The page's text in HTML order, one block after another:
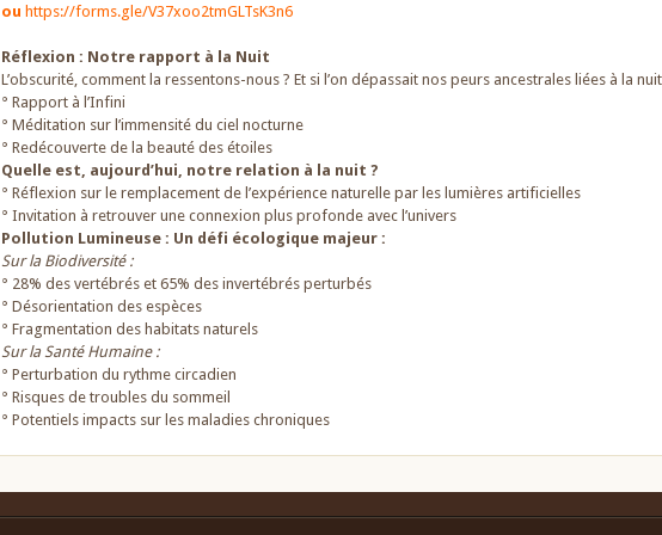
ou https://forms.gle/V37xoo2tmGLTsK3n6
Réflexion : Notre rapport à la Nuit
L’obscurité, comment la ressentons-nous ? Et si l’on dépassait nos peurs ancestrales liées à la
° Rapport à l’Infini
° Méditation sur l’immensité du ciel nocturne
° Redécouverte de la beauté des étoiles
Quelle est, aujourd’hui, notre relation à la nuit ?
° Réflexion sur le remplacement de l’expérience naturelle par les lumières artificielles
° Invitation à retrouver une connexion plus profonde avec l’univers
Pollution Lumineuse : Un défi écologique majeur :
Sur la Biodiversité :
° 28% des vertébrés et 65% des invertébrés perturbés
° Désorientation des espèces
° Fragmentation des habitats naturels
Sur la Santé Humaine :
° Perturbation du rythme circadien
° Risques de troubles du sommeil
° Potentiels impacts sur les maladies chroniques